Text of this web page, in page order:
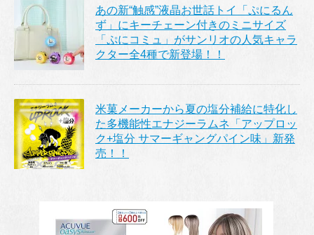
あの新“触感”液晶お世話トイ「ぷにるん
ず」にキーチェーン付きのミニサイズ
「ぷにコミュ」がサンリオの人気キャラ
クター全4種で新登場！！
米菓メーカーから夏の塩分補給に特化し
た多機能性エナジーラムネ「アップロッ
ク+塩分 サマーギャングパイン味」新発
売！！